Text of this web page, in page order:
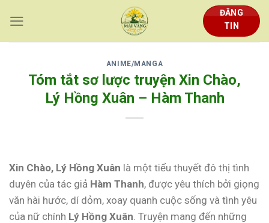
content
ĐĂNG
TIN
ANIME/MANGA
Tóm tắt sơ lược truyện Xin Chào,
Lý Hồng Xuân – Hàm Thanh
Xin Chào, Lý Hồng Xuân là một tiểu thuyết đô thị tình
duyên của tác giả Hàm Thanh, được yêu thích bởi giọng
văn hài hước, dí dỏm, xoay quanh cuộc sống và tình yêu
của nữ chính Lý Hồng Xuân . Truyện mang đến những